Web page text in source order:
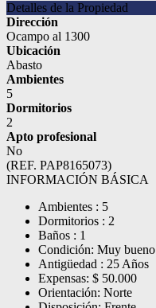
Detalles de la Propiedad
Dirección
Ocampo al 1300
Ubicación
Abasto
Ambientes
5
Dormitorios
2
Apto profesional
No
(REF. PAP8165073)
INFORMACIÓN BÁSICA
Ambientes : 5
Dormitorios : 2
Baños : 1
Condición: Muy bueno
Antigüedad : 25 Años
Expensas: $ 50.000
Orientación: Norte